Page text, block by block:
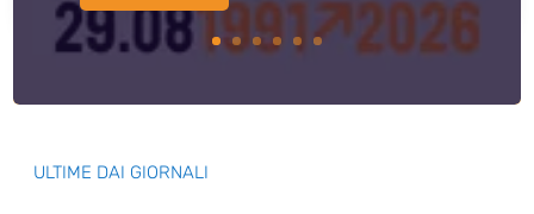
ULTIME DAI GIORNALI